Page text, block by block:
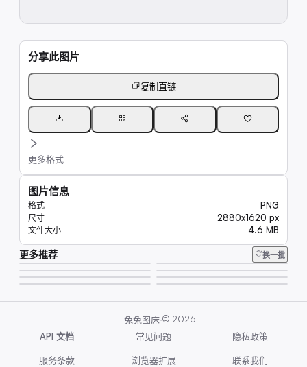
分享此图片
复制直链
更多格式
图片信息
格式 PNG
尺寸 2880x1620 px
文件大小 4.6 MB
更多推荐 换一批
18
295
406
271
353
353
350
兔兔图床·© 2026
API 文档
常见问题 隐私政策
服务条款 浏览器扩展 联系我们